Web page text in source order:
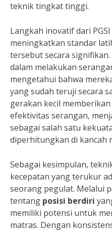
teknik tingkat tinggi.
Langkah inovatif dari
meningkatkan standar
tersebut secara
dalam melakukan
mengetahui bahwa
yang sudah teruji secara
gerakan kecil
efektivitas serangan,
sebagai salah satu
diperhitungkan di kancah
Sebagai kesimpulan,
kecepatan yang terukur
seorang pegulat. Melalui
tentang posisi berdiri
memiliki potensi untuk
matras. Dengan